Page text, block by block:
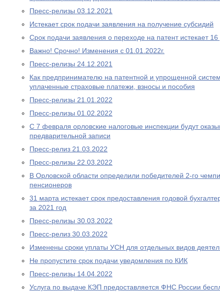
Пресс-релизы 03.12.2021
Истекает срок подачи заявления на получение субсидий
Срок подачи заявления о переходе на патент истекает
Важно! Срочно! Изменения с 01.01.2022г.
Пресс-релизы 24.12.2021
Как предпринимателю на патентной и упрощенной
уплаченные страховые платежи, взносы и пособия
Пресс-релизы 21.01.2022
Пресс-релизы 01.02.2022
С 7 февраля орловские налоговые инспекции будут
предварительной записи
Пресс-релиз 21.03.2022
Пресс-релизы 22.03.2022
В Орловской области определили победителей 2-го
пенсионеров
31 марта истекает срок предоставления годовой
за 2021 год
Пресс-релизы 30.03.2022
Пресс-релиз 30.03.2022
Изменены сроки уплаты УСН для отдельных видов
Не пропустите срок подачи уведомления по КИК
Пресс-релизы 14.04.2022
Услуга по выдаче КЭП предоставляется ФНС России